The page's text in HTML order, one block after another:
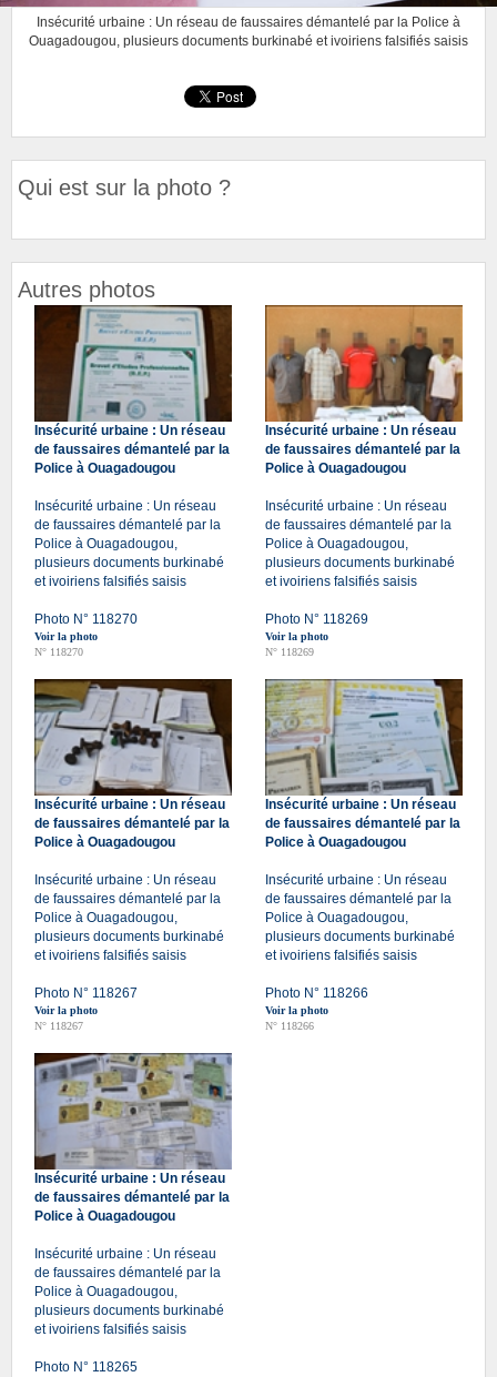
Insécurité urbaine : Un réseau de faussaires démantelé par la Police à
Ouagadougou, plusieurs documents burkinabé et ivoiriens falsifiés saisis
Qui est sur la photo ?
Autres photos
Insécurité urbaine : Un réseau
de faussaires démantelé par la
Police à Ouagadougou
Insécurité urbaine : Un réseau
de faussaires démantelé par la
Police à Ouagadougou,
plusieurs documents burkinabé
et ivoiriens falsifiés saisis
Photo N° 118270
Voir la photo
N° 118270
Insécurité urbaine : Un réseau
de faussaires démantelé par la
Police à Ouagadougou
Insécurité urbaine : Un réseau
de faussaires démantelé par la
Police à Ouagadougou,
plusieurs documents burkinabé
et ivoiriens falsifiés saisis
Photo N° 118269
Voir la photo
N° 118269
Insécurité urbaine : Un réseau
de faussaires démantelé par la
Police à Ouagadougou
Insécurité urbaine : Un réseau
de faussaires démantelé par la
Police à Ouagadougou,
plusieurs documents burkinabé
et ivoiriens falsifiés saisis
Photo N° 118267
Voir la photo
N° 118267
Insécurité urbaine : Un réseau
de faussaires démantelé par la
Police à Ouagadougou
Insécurité urbaine : Un réseau
de faussaires démantelé par la
Police à Ouagadougou,
plusieurs documents burkinabé
et ivoiriens falsifiés saisis
Photo N° 118266
Voir la photo
N° 118266
Insécurité urbaine : Un réseau
de faussaires démantelé par la
Police à Ouagadougou
Insécurité urbaine : Un réseau
de faussaires démantelé par la
Police à Ouagadougou,
plusieurs documents burkinabé
et ivoiriens falsifiés saisis
Photo N° 118265